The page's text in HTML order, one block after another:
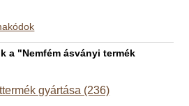
a "Nemfém ásványi termék
gyártása (236)